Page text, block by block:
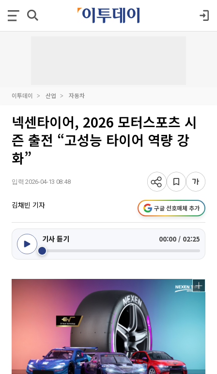
이투데이 산업 자동차
넥센타이어, 2026 모터스포츠 시
즌 출전 “고성능 타이어 역량 강
화”
입력 2026-04-13 08:48
김채빈 기자 구글 선호매체 추가
기사 듣기 00:00 / 02:25